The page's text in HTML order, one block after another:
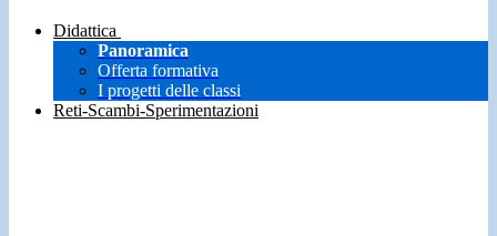
Didattica
Panoramica
Offerta formativa
I progetti delle classi
Reti-Scambi-Sperimentazioni